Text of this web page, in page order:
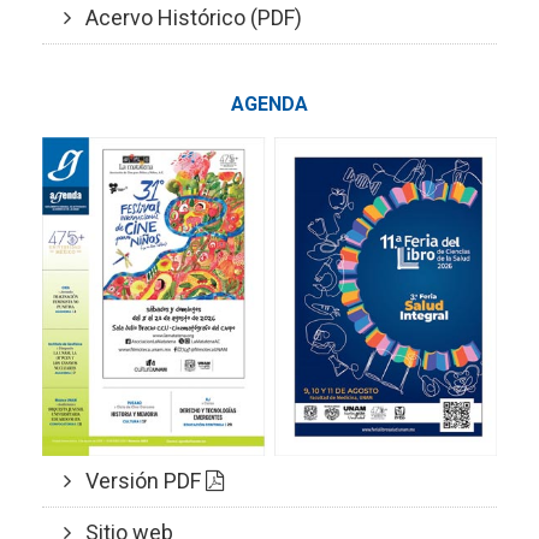
Acervo Histórico (PDF)
AGENDA
Versión PDF
Sitio web